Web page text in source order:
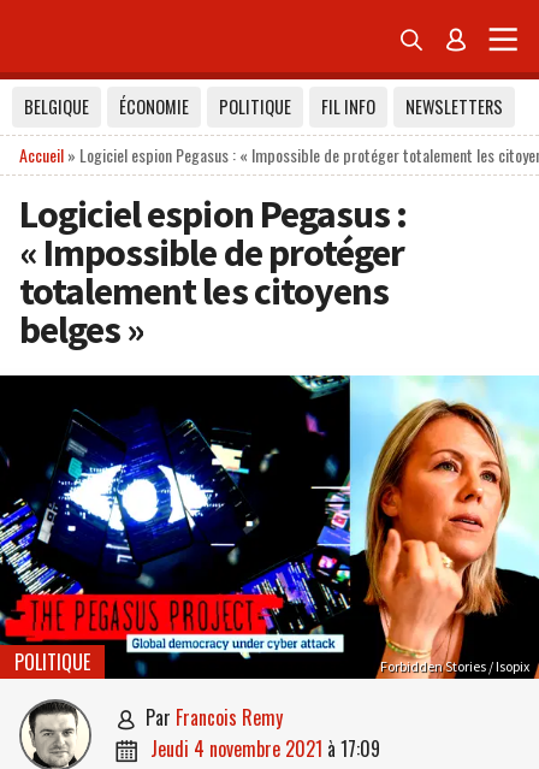
 
BELGIQUE ÉCONOMIE POLITIQUE FIL INFO
NEWSLETTERS
Accueil» Logiciel espion Pegasus : « Impossible de protéger totalement les
Logiciel espion Pegasus :
« Impossible de protéger
totalement les citoyens
belges »
Forbidden Stories / Isopix
POLITIQUE
 par Francois Remy
 jeudi 4 novembre 2021 à 17:09